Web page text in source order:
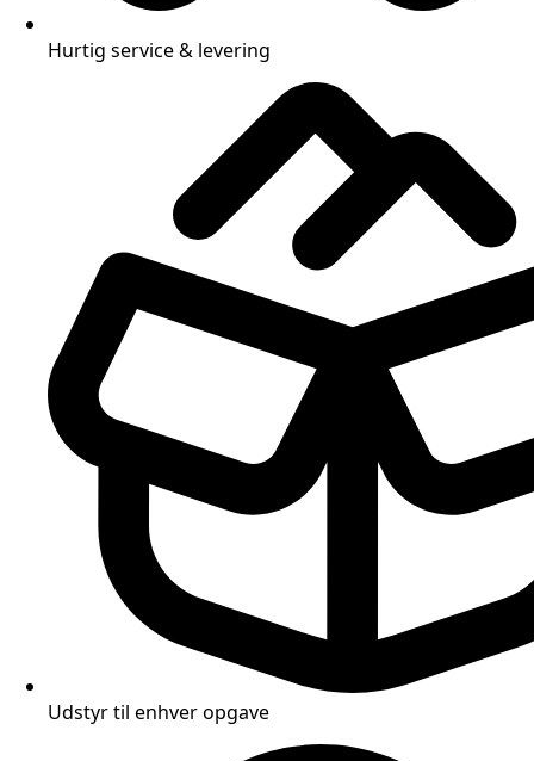
Hurtig service & levering
Udstyr til enhver opgave